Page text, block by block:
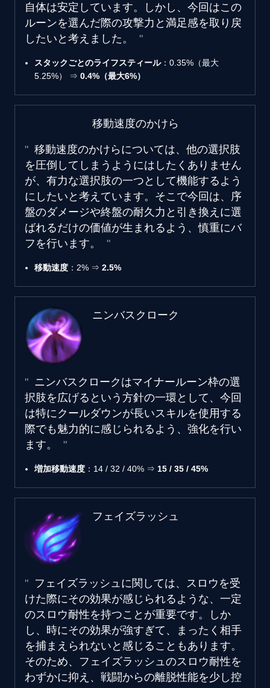
自体は安定しています。しかし、今回はこの
ルーンを選んだ際の攻撃力と満足感を取り戻
したいと考えました。
スタックごとのライフスティール：0.35%（最大
5.25%） ⇒ 0.4%（最大6%）
移動速度のかけら
移動速度のかけらについては、他の選択肢
を圧倒してしまうようにはしたくありません
が、有力な選択肢の一つとして機能するよう
にしたいと考えています。そこで今回は、序
盤のダメージや終盤の耐久力と引き換えに選
ばれるだけの価値が生まれるよう、慎重にバ
フを行います。
移動速度 ：2% ⇒ 2.5%
ニンバスクローク
ニンバスクロークはマイナールーン枠の選
択肢を広げるという方針の一環として、今回
は特にクールダウンが長いスキルを使用する
際でも魅力的に感じられるよう、強化を行い
ます。
増加移動速度 ：14 / 32 / 40% ⇒ 15 / 35 / 45%
フェイズラッシュ
フェイズラッシュに関しては、スロウを受
けた際にその効果が感じられるような、一定
のスロウ耐性を持つことが重要です。しか
し、時にその効果が強すぎて、まったく相手
を捕まえられないと感じることもあります。
そのため、フェイズラッシュのスロウ耐性を
わずかに抑え、戦闘からの離脱性能を少し控